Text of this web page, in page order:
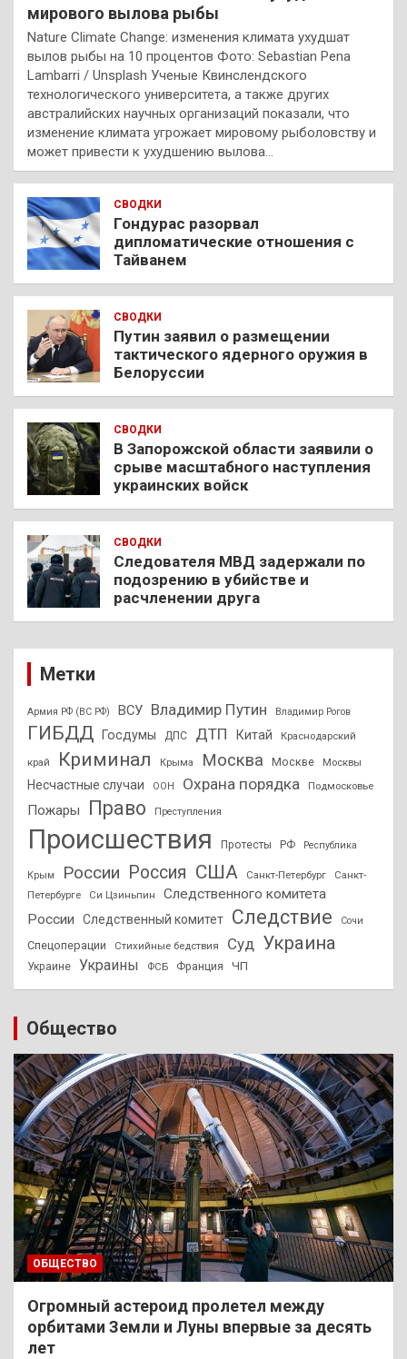
мирового вылова рыбы
Nature Climate Change: изменения климата ухудшат
вылов рыбы на 10 процентов Фото: Sebastian Pena
Lambarri / Unsplash Ученые Квинслендского
технологического университета, а также других
австралийских научных организаций показали, что
изменение климата угрожает мировому рыболовству и
может привести к ухудшению вылова…
СВОДКИ
Гондурас разорвал
дипломатические отношения с
Тайванем
СВОДКИ
Путин заявил о размещении
тактического ядерного оружия в
Белоруссии
СВОДКИ
В Запорожской области заявили о
срыве масштабного наступления
украинских войск
СВОДКИ
Следователя МВД задержали по
подозрению в убийстве и
расчленении друга
Метки
Армия РФ (ВС РФ) ВСУ Владимир Путин Владимир Рогов
ГИБДД Госдумы ДПС ДТП Китай Краснодарский
край Криминал Крыма Москва Москве Москвы
Несчастные случаи ООН Охрана порядка Подмосковье
Пожары Право Преступления
Происшествия Протесты РФ Республика
Крым России Россия США Санкт-Петербург
Санкт-
Петербурге
Си Цзиньпин
Следственного комитета
России
Следственный комитет Следствие Сочи
Спецоперации Стихийные бедствия Суд Украина
Украине Украины ФСБ Франция ЧП
Общество
ОБЩЕСТВО
Огромный астероид пролетел между
орбитами Земли и Луны впервые за десять
лет